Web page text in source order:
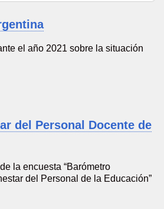
el año 2021 sobre la situación
del Personal Docente de
la encuesta “Barómetro
del Personal de la Educación”